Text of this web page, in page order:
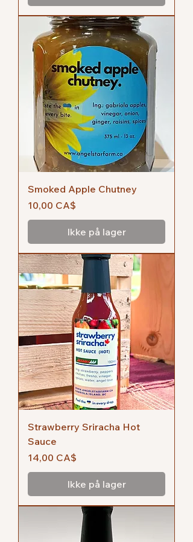
Smoked Apple Chutney
Pris
10,00 CA$
Ikke på lager
Strawberry Sriracha Hot
Sauce
Pris
14,00 CA$
Ikke på lager